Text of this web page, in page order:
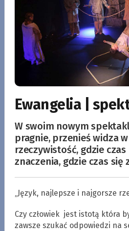
Ewangelia |
W swoim nowym
pragnie, przenieś widza
rzeczywistość, gdzie
znaczenia, gdzie czas się
„Język, najlepsze i najgorsze
Czy człowiek jest istotą która
zawsze szukać odpowiedzi na